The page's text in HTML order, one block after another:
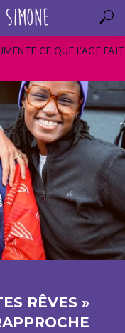
CE QUE L’AGE FAIT
RÊVES »